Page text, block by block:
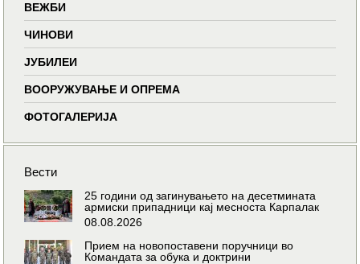
ВЕЖБИ
ЧИНОВИ
ЈУБИЛЕИ
ВООРУЖУВАЊЕ И ОПРЕМА
ФОТОГАЛЕРИЈА
Вести
25 години од загинувањето на десетмината
армиски припадници кај месноста Карпалак
08.08.2026
Прием на новопоставени поручници во
Командата за обука и доктрини